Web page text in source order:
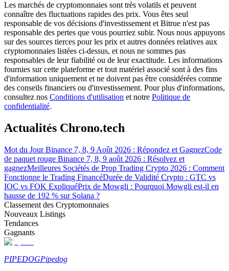
Apprenez à rester rentable
Gagner
Cochon de puissance
Gagnez quotidiennement des récompenses compétitives
Les marchés de cryptomonnaies sont très volatils et peuvent
connaître des fluctuations rapides des prix. Vous êtes seul
responsable de vos décisions d'investissement et Bitrue n'est pas
responsable des pertes que vous pourriez subir. Nous nous appuyons
sur des sources tierces pour les prix et autres données relatives aux
cryptomonnaies listées ci-dessus, et nous ne sommes pas
responsables de leur fiabilité ou de leur exactitude. Les informations
fournies sur cette plateforme et tout matériel associé sont à des fins
d'information uniquement et ne doivent pas être considérées comme
des conseils financiers ou d'investissement. Pour plus d'informations,
consultez nos Conditions d'utilisation et notre Politique de
confidentialité.
Actualités Chrono.tech
Mot du Jour Binance 7, 8, 9 Août 2026 : Répondez et GagnezCode
de paquet rouge Binance 7, 8, 9 août 2026 : Résolvez et
gagnezMeilleures Sociétés de Prop Trading Crypto 2026 : Comment
Fonctionne le Trading FinancéDurée de Validité Crypto : GTC vs
IOC vs FOK ExpliquéPrix de Mowgli : Pourquoi Mowgli est-il en
hausse de 192 % sur Solana ?
Classement des Cryptomonnaies
Nouveaux Listings
Tendances
Gagnants
PIPEDOGPipedog